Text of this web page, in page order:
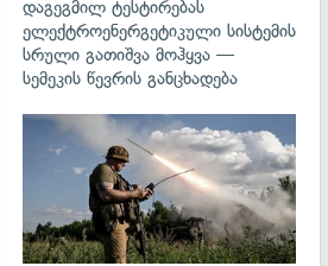
დაგეგმილ ტესტირებას
ელექტროენერგეტიკული სისტემის
სრული გათიშვა მოჰყვა —
სემეკის წევრის განცხადება